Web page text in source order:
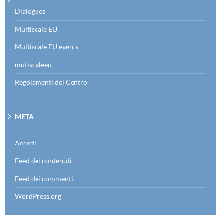
Dialogues
Multiscale EU
Multiscale EU events
mutiscaleeu
Regolamenti del Centro
META
Accedi
Feed dei contenuti
Feed dei commenti
WordPress.org